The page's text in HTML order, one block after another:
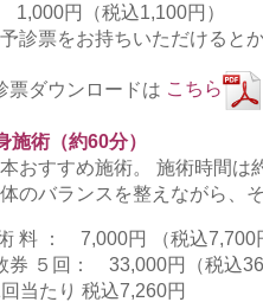
円（税込1,100円）
診票をお持ちいただけると
票ダウンロードは こちら
施術（約60分）
おすすめ施術。 施術時間は
のバランスを整えながら、
料 ： 7,000円 （税込7,700
券 ５回： 33,000円（税込
当たり 税込7,260円